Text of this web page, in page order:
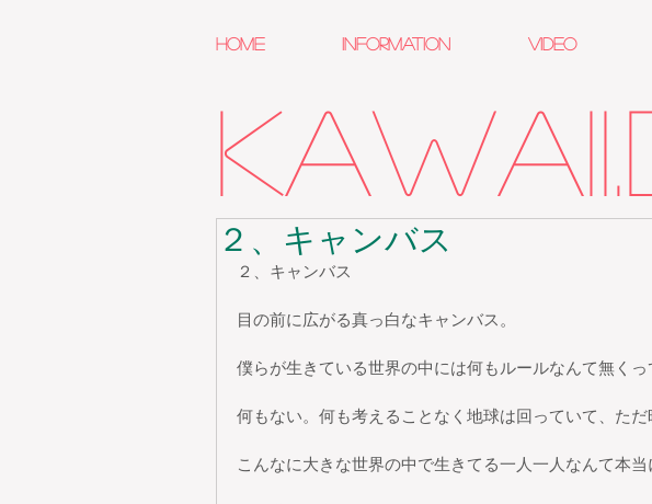
HOME INFORMATION VIDEO
２、キャンバス
２、キャンバス
目の前に広がる真っ白なキャンバス。
僕らが生きている世界の中には何もルールなんて無くっ
何もない。何も考えることなく地球は回っていて、ただ
こんなに大きな世界の中で生きてる一人一人なんて本当